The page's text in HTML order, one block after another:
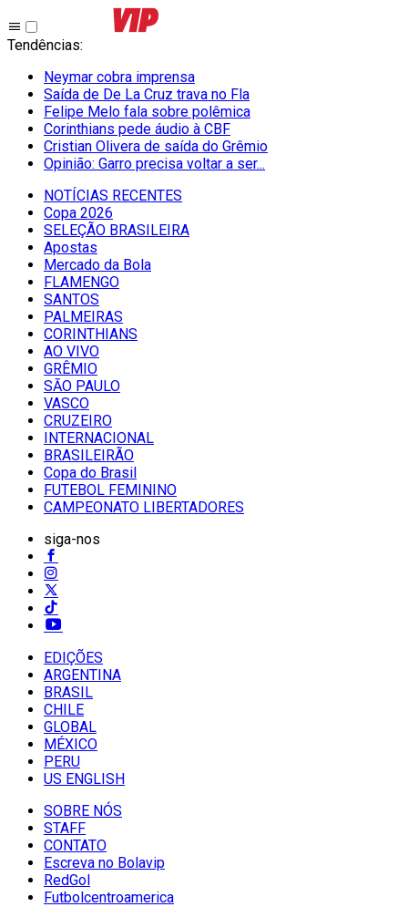
Tendências:
Neymar cobra imprensa
Saída de De La Cruz trava no Fla
Felipe Melo fala sobre polêmica
Corinthians pede áudio à CBF
Cristian Olivera de saída do Grêmio
Opinião: Garro precisa voltar a ser...
NOTÍCIAS RECENTES
Copa 2026
SELEÇÃO BRASILEIRA
Apostas
Mercado da Bola
FLAMENGO
SANTOS
PALMEIRAS
CORINTHIANS
AO VIVO
GRÊMIO
SĀO PAULO
VASCO
CRUZEIRO
INTERNACIONAL
BRASILEIRÃO
Copa do Brasil
FUTEBOL FEMININO
CAMPEONATO LIBERTADORES
siga-nos
EDIÇÕES
ARGENTINA
BRASIL
CHILE
GLOBAL
MÉXICO
PERU
US ENGLISH
SOBRE NÓS
STAFF
CONTATO
Escreva no Bolavip
RedGol
Futbolcentroamerica